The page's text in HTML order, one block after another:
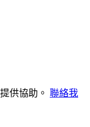
供協助。 聯絡我